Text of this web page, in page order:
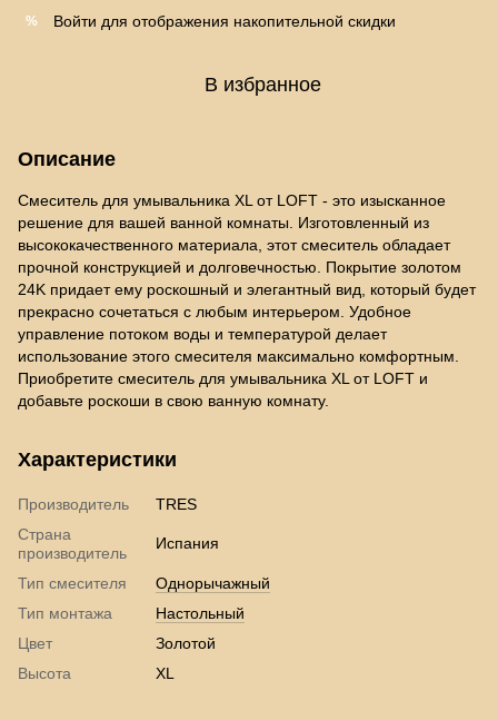
% Войти для отображения накопительной скидки
В избранное
Описание
Смеситель для умывальника XL от LOFT - это изысканное
решение для вашей ванной комнаты. Изготовленный из
высококачественного материала, этот смеситель обладает
прочной конструкцией и долговечностью. Покрытие золотом
24K придает ему роскошный и элегантный вид, который будет
прекрасно сочетаться с любым интерьером. Удобное
управление потоком воды и температурой делает
использование этого смесителя максимально комфортным.
Приобретите смеситель для умывальника XL от LOFT и
добавьте роскоши в свою ванную комнату.
Характеристики
Производитель
TRES
Страна
производитель
Испания
Тип смесителя
Однорычажный
Тип монтажа
Настольный
Цвет
Золотой
Высота
XL